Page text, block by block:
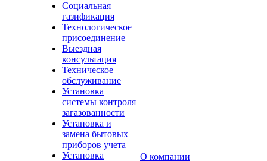
Социальная
газификация
Технологическое
присоединение
Выездная
консультация
Техническое
обслуживание
Установка
системы контроля
загазованности
Установка и
замена бытовых
приборов учета
Установка
О компании